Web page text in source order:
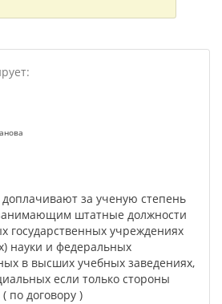
за ученую степень
штатные должности
государственных учреждениях
науки и федеральных
в высших учебных заведениях,
если только стороны
по договору )